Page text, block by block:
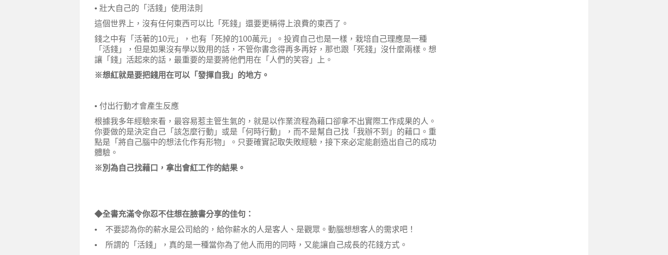
• 壯大自己的「活錢」使用法則
這個世界上，沒有任何東西可以比「死錢」還要更稱得上浪費的東西了。
錢之中有「活著的10元」，也有「死掉的100萬元」。投資自己也是一樣，栽培自己理應是一種
「活錢」，但是如果沒有學以致用的話，不管你書念得再多再好，那也跟「死錢」沒什麼兩樣。想
讓「錢」活起來的話，最重要的是要將他們用在「人們的笑容」上。
※想紅就是要把錢用在可以「發揮自我」的地方。
• 付出行動才會產生反應
根據我多年經驗來看，最容易惹主管生氣的，就是以作業流程為藉口卻拿不出實際工作成果的人。
你要做的是決定自己「該怎麼行動」或是「何時行動」，而不是幫自己找「我辦不到」的藉口。重
點是「將自己腦中的想法化作有形物」。只要確實記取失敗經驗，接下來必定能創造出自己的成功
體驗。
※別為自己找藉口，拿出會紅工作的結果。
◆全書充滿令你忍不住想在臉書分享的佳句：
• 不要認為你的薪水是公司給的，給你薪水的人是客人、是觀眾。動腦想想客人的需求吧！
• 所謂的「活錢」，真的是一種當你為了他人而用的同時，又能讓自己成長的花錢方式。